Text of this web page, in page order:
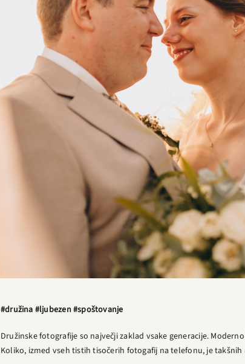
#družina #ljubezen #spoštovanje
Družinske fotografije so največji zaklad vsake generacije.
Koliko, izmed vseh tistih tisočerih fotogafij na telefonu, je